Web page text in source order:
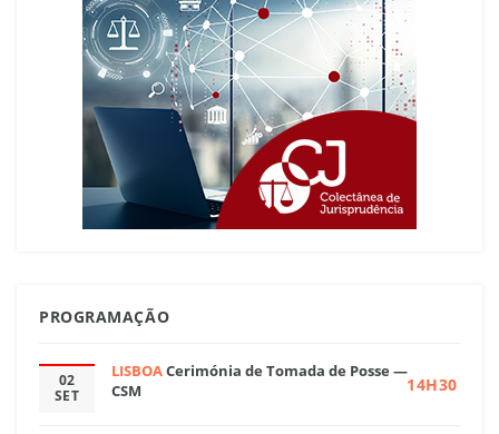
PROGRAMAÇÃO
02
SET
LISBOACerimónia de Tomada de Posse —
CSM
14H30